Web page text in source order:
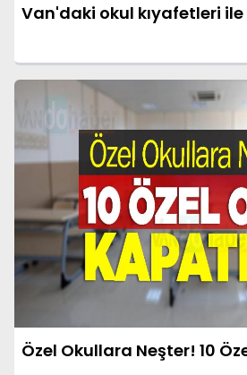
Van'daki okul kıyafetleri
Özel Okullara Neşter! 10